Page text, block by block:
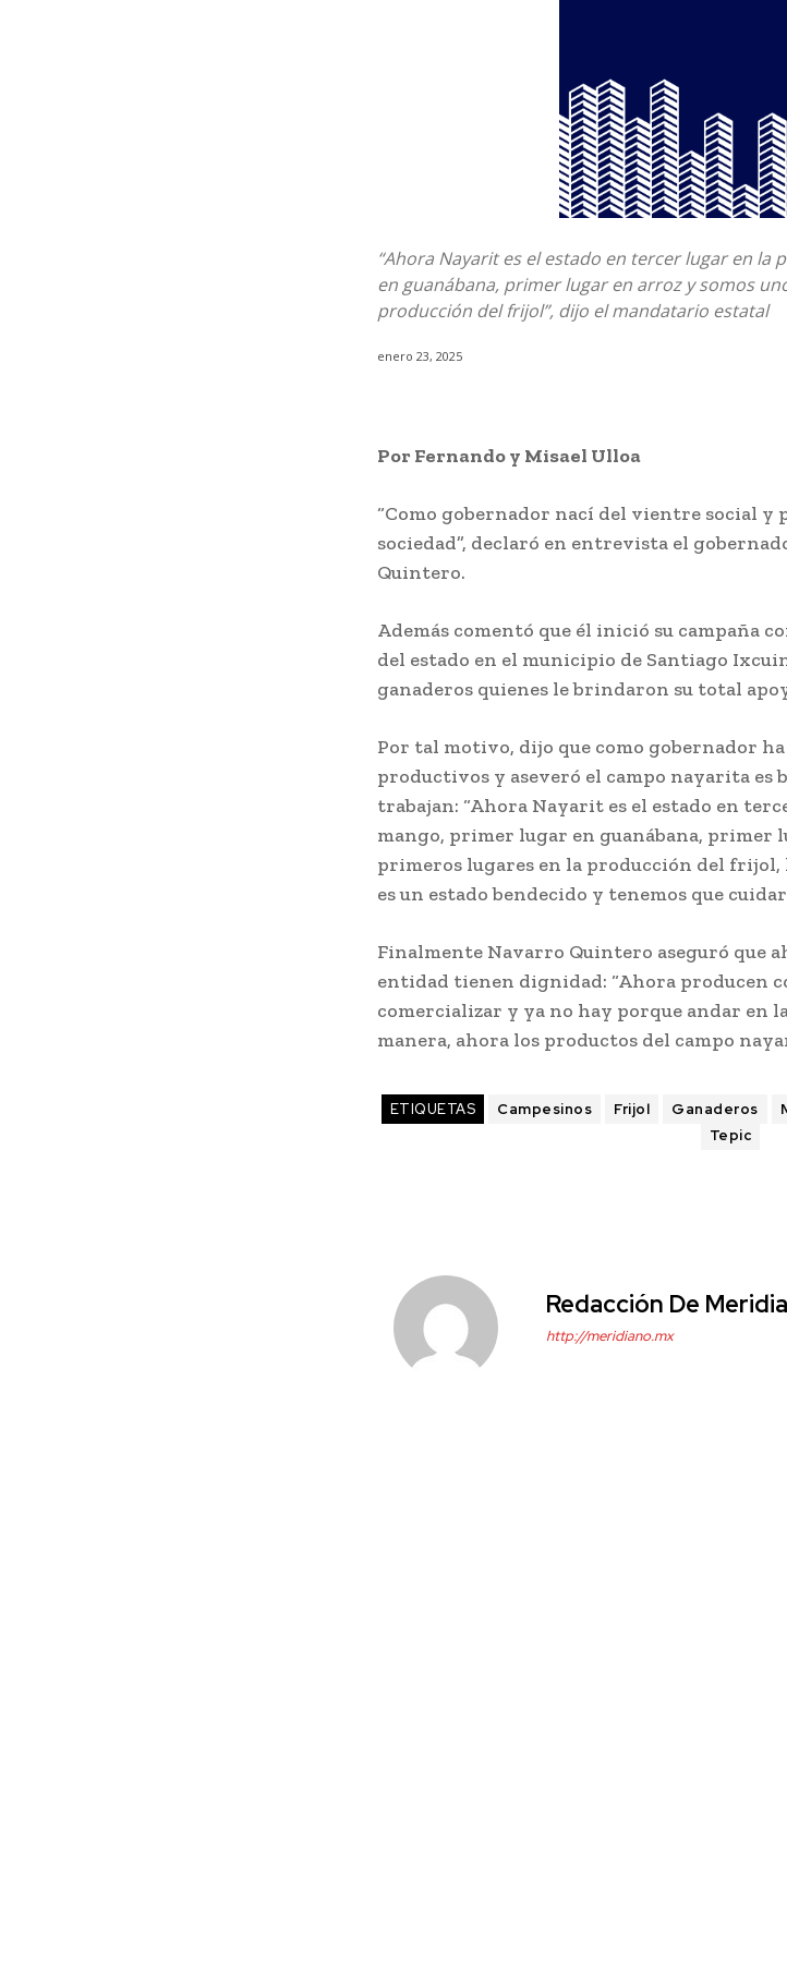
“Ahora Nayarit es el estado en tercer lugar en
en guanábana, primer lugar en arroz y somos
producción del frijol”, dijo el mandatario estatal
enero 23, 2025
Por Fernando y Misael Ulloa
“Como gobernador nací del vientre social y
sociedad”, declaró en entrevista el
Quintero.
Además comentó que él inició su campaña
del estado en el municipio de Santiago
ganaderos quienes le brindaron su total
Por tal motivo, dijo que como gobernador
productivos y aseveró el campo nayarita es
trabajan: “Ahora Nayarit es el estado en
mango, primer lugar en guanábana, primer
primeros lugares en la producción del frijol,
es un estado bendecido y tenemos que
Finalmente Navarro Quintero aseguró que
entidad tienen dignidad: “Ahora producen
comercializar y ya no hay porque andar en
manera, ahora los productos del campo
ETIQUETAS Campesinos Frijol Ganaderos
Tepic
Redacción De
http://meridiano.mx